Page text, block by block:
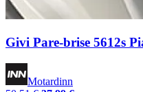
Givi Pare-brise 5612s
Motardinn